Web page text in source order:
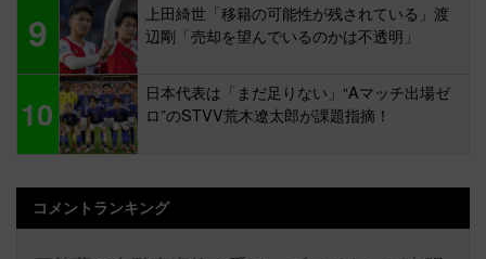
9
上田綺世「移籍の可能性が残されている」渡
辺剛「売却を望んでいるのかは不透明」
10
日本代表は「まだ足りない」“Aマッチ出場ゼ
ロ”のSTVV荒木遼太郎が課題指摘！
コメントランキング